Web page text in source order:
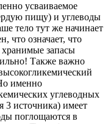
усваиваемое
пищу) и углеводы
тело тут же начинает
что означает, что
хранимые запасы
Также важно
именно
углеводных
3 источника) имеет
поглощаются в